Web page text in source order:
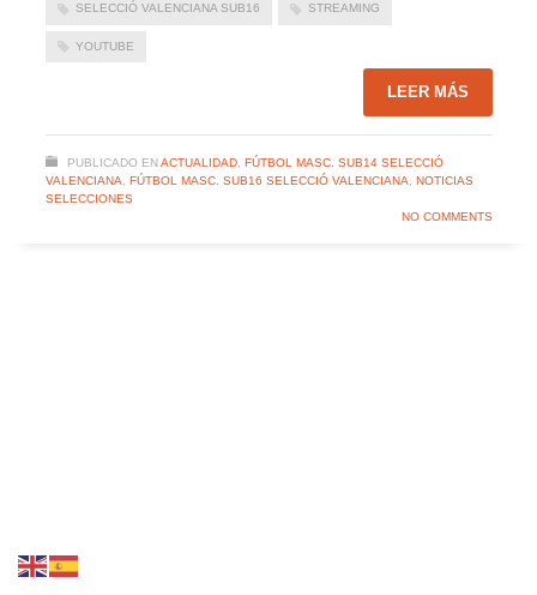
SELECCIÓ VALENCIANA SUB16 STREAMING
YOUTUBE
LEER MÁS
PUBLICADO EN ACTUALIDAD, FÚTBOL MASC. SUB14 SELECCIÓ
VALENCIANA
FÚTBOL MASC. SUB16 SELECCIÓ VALENCIANA
NOTICIAS
SELECCIONES
NO COMMENTS